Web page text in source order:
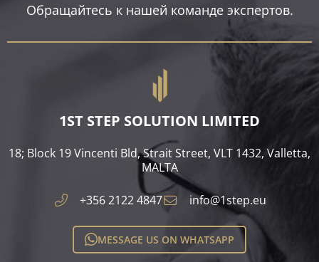
Обращайтесь к нашей команде экспертов.
1ST STEP SOLUTION LIMITED
18; Block 19 Vincenti Bld, Strait Street, VLT 1432, Valletta,
MALTA​
+356 2122 4847 info@1step.eu
MESSAGE US ON WHATSAPP